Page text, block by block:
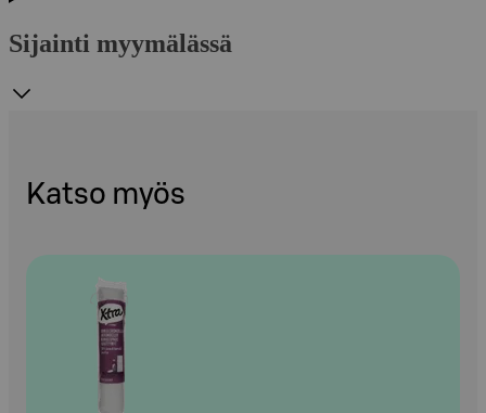
Sijainti myymälässä
Katso myös